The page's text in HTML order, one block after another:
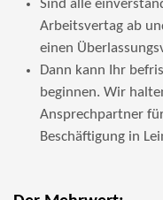
Sind alle
Arbeitsvertag ab
einen
Dann kann Ihr
beginnen. Wir
Ansprechpartner
Beschäftigung in